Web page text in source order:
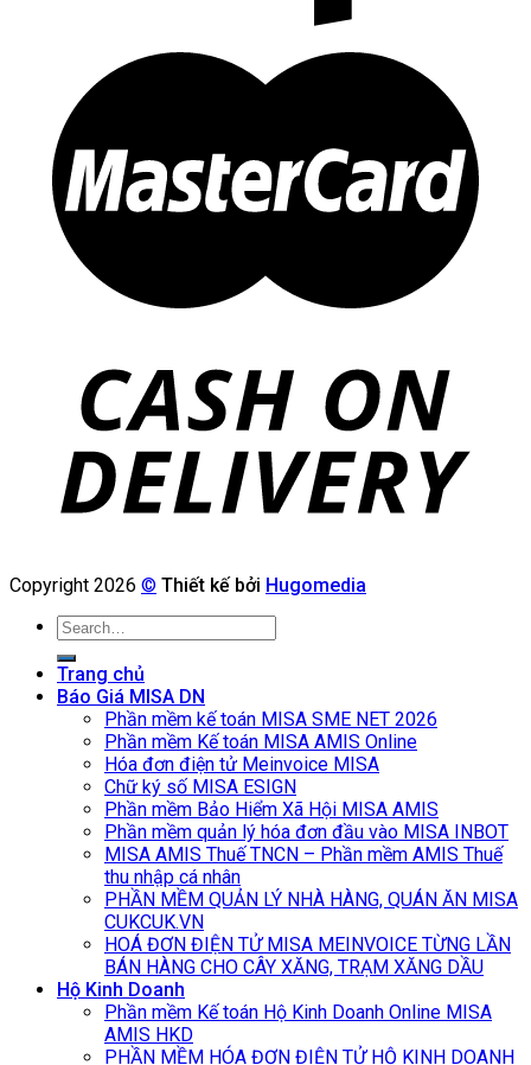
Copyright 2026 © Thiết kế bởi Hugomedia
Search
for:
Trang chủ
Báo Giá MISA DN
Phần mềm kế toán MISA SME NET 2026
Phần mềm Kế toán MISA AMIS Online
Hóa đơn điện tử Meinvoice MISA
Chữ ký số MISA ESIGN
Phần mềm Bảo Hiểm Xã Hội MISA AMIS
Phần mềm quản lý hóa đơn đầu vào MISA INBOT
MISA AMIS Thuế TNCN – Phần mềm AMIS Thuế
thu nhập cá nhân
PHẦN MỀM QUẢN LÝ NHÀ HÀNG, QUÁN ĂN MISA
CUKCUK.VN
HOÁ ĐƠN ĐIỆN TỬ MISA MEINVOICE TỪNG LẦN
BÁN HÀNG CHO CÂY XĂNG, TRẠM XĂNG DẦU
Hộ Kinh Doanh
Phần mềm Kế toán Hộ Kinh Doanh Online MISA
AMIS HKD
PHẦN MỀM HÓA ĐƠN ĐIỆN TỬ HỘ KINH DOANH